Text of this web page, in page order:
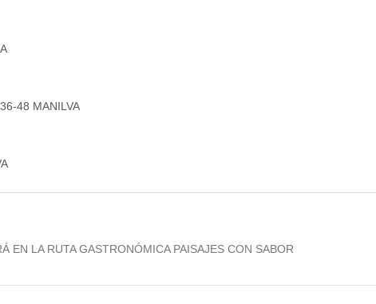
48 MANILVA
EN LA RUTA GASTRONÓMICA PAISAJES CON SABOR